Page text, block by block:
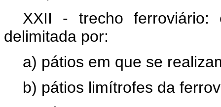
XXII - trecho ferroviário:
delimitada por:
a) pátios em que se
b) pátios limítrofes da